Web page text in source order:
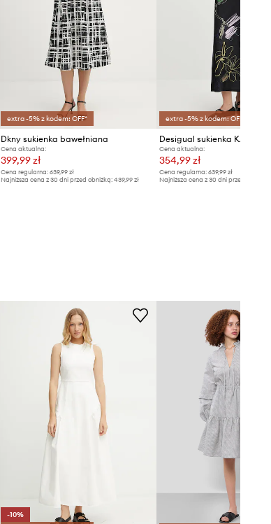
extra -5% z kodem: OFF*
Dkny sukienka bawełniana
Cena aktualna:
399,99 zł
Cena regularna:639,99 zł
Najniższa cena z 30 dni przed obniżką:439,99 zł
extra -5% z kodem: OFF*
Desigual sukienka KALA
Cena aktualna:
354,99 zł
Cena regularna: 639,99 zł
Najniższa cena z 30 dni przed obniżką:
-10%